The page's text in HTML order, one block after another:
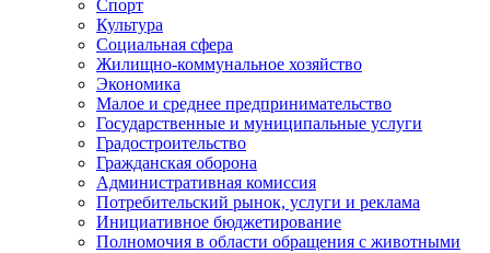
Спорт
Культура
Социальная сфера
Жилищно-коммунальное хозяйство
Экономика
Малое и среднее предпринимательство
Государственные и муниципальные услуги
Градостроительство
Гражданская оборона
Административная комиссия
Потребительский рынок, услуги и реклама
Инициативное бюджетирование
Полномочия в области обращения с животными